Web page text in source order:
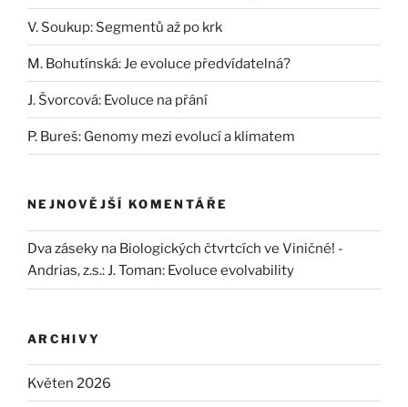
V. Soukup: Segmentů až po krk
M. Bohutínská: Je evoluce předvídatelná?
J. Švorcová: Evoluce na přání
P. Bureš: Genomy mezi evolucí a klimatem
NEJNOVĚJŠÍ KOMENTÁŘE
Dva záseky na Biologických čtvrtcích ve Viničné! -
Andrias, z.s.:J. Toman: Evoluce evolvability
ARCHIVY
Květen 2026